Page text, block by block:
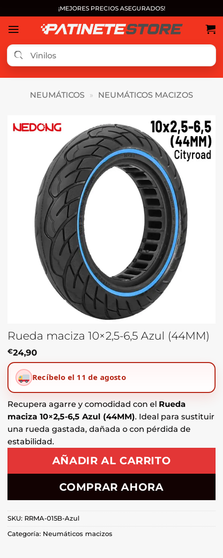
al
contenido
¡MEJORES PRECIOS ASEGURADOS!
NEUMÁTICOS » NEUMÁTICOS MACIZOS
Rueda maciza 10×2,5-6,5 Azul (44MM)
€24,90
Recíbelo el 11 de agosto
Recupera agarre y comodidad con el Rueda
maciza 10×2,5-6,5 Azul (44MM). Ideal para sustituir
una rueda gastada, dañada o con pérdida de
estabilidad.
AÑADIR AL CARRITO
COMPRAR AHORA
SKU: RRMA-015B-Azul
Categoría: Neumáticos macizos